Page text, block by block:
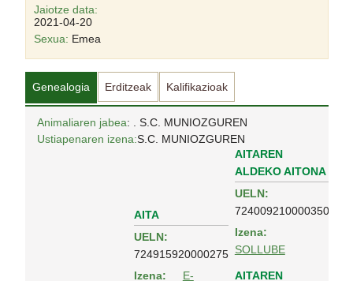
Jaiotze data:
2021-04-20
Sexua: Emea
Genealogia Erditzeak Kalifikazioak
Animaliaren jabea: . S.C. MUNIOZGUREN
Ustiapenaren izena:S.C. MUNIOZGUREN
AITA
UELN:
724915920000275
Izena:
E-
AITAREN
ALDEKO AITONA
UELN:
724009210000350
Izena:
SOLLUBE
AITAREN